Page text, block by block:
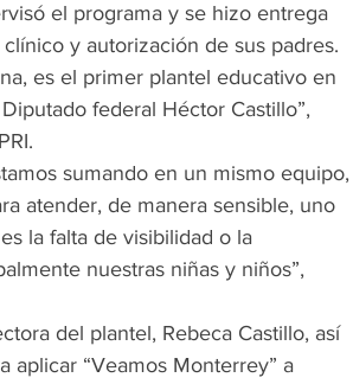
el programa y se hizo entrega
y autorización de sus padres.
es el primer plantel educativo en
federal Héctor Castillo”,
sumando en un mismo equipo,
atender, de manera sensible, uno
la falta de visibilidad o la
nuestras niñas y niños”,
del plantel, Rebeca Castillo, así
aplicar “Veamos Monterrey” a